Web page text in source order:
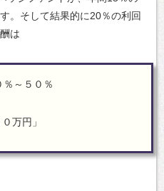
。そして結果的に20％の利回
は
～５０％
万円」